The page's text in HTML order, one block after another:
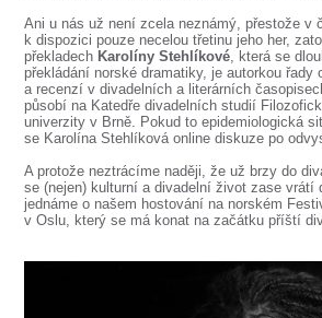
Ani u nás už není zcela neznámý, přestože v
k dispozici pouze necelou třetinu jeho her,
překladech Karolíny Stehlíkové, která se
překládání norské dramatiky, je autorkou řady
a recenzí v divadelních a literárních
působí na Katedře divadelních studií
univerzity v Brně. Pokud to epidemiologická
se Karolína Stehlíková online diskuze po
A protože neztrácíme naději, že už brzy do
se (nejen) kulturní a divadelní život zase vrátí
jednáme o našem hostování na norském
v Oslu, který se má konat na začátku příští